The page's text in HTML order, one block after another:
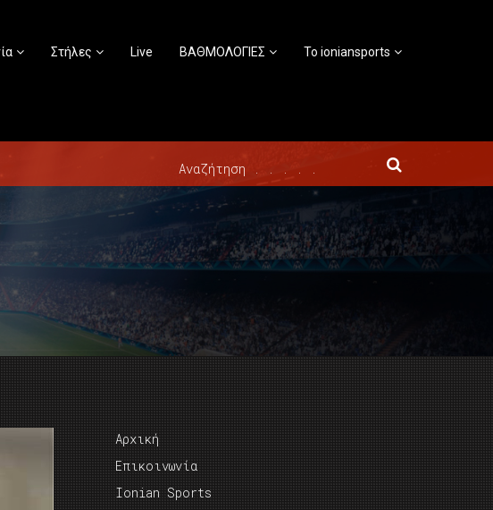
Στήλες Live ΒΑΘΜΟΛΟΓΙΕΣ Το ioniansports
Αρχική
Επικοινωνία
Ionian Sports